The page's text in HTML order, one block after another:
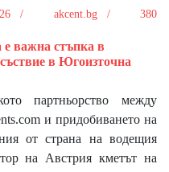
/ akcent.bg / 380
важна стъпка в
в Югоизточна
партньорство между
и придобиването на
от страна на водещия
на Австрия кметът на